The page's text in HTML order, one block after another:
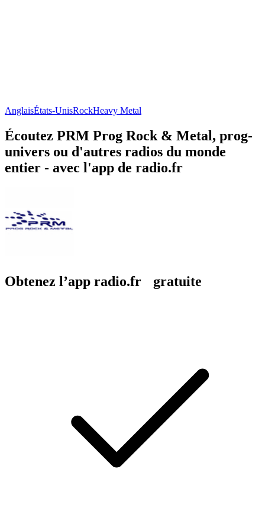
AnglaisÉtats-UnisRockHeavy Metal
Écoutez PRM Prog Rock & Metal, prog-
univers ou d'autres radios du monde
entier - avec l'app de radio.fr
Obtenez l’app radio.fr gratuite